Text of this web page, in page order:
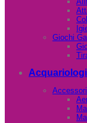
Giochi